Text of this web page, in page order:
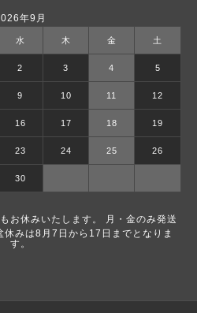
年9月
水 木 金 土
2 3 4 5
9 10 11 12
16 17 18 19
23 24 25 26
30
お休みいたします。 月・金のみ発送
みは8月7日から17日までとなりま
す。